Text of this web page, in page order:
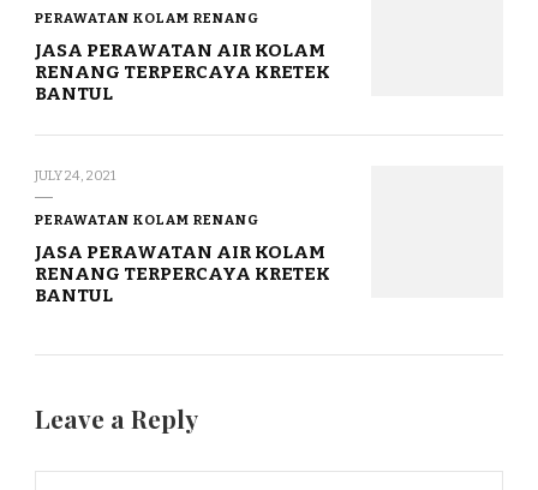
PERAWATAN KOLAM RENANG
JASA PERAWATAN AIR KOLAM
RENANG TERPERCAYA KRETEK
BANTUL
JULY 24, 2021
PERAWATAN KOLAM RENANG
JASA PERAWATAN AIR KOLAM
RENANG TERPERCAYA KRETEK
BANTUL
Leave a Reply